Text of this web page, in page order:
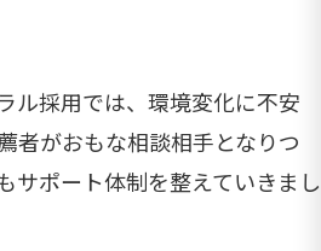
ル採用では、環境変化に不安
者がおもな相談相手となりつ
サポート体制を整えていきまし